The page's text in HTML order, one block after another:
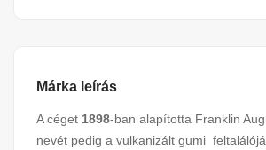
Márka leírás
A céget 1898-ban alapította Franklin
nevét pedig a vulkanizált gumi